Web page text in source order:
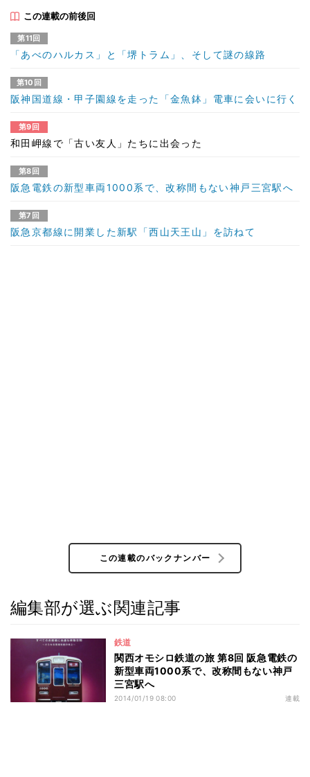
この連載の前後回
第11回
「あべのハルカス」と「堺トラム」、そして謎の線路
第10回
阪神国道線・甲子園線を走った「金魚鉢」電車に会いに行く
第9回
和田岬線で「古い友人」たちに出会った
第8回
阪急電鉄の新型車両1000系で、改称間もない神戸三宮駅へ
第7回
阪急京都線に開業した新駅「西山天王山」を訪ねて
この連載のバックナンバー
編集部が選ぶ関連記事
鉄道
関西オモシロ鉄道の旅 第8回 阪急電鉄の
新型車両1000系で、改称間もない神戸
三宮駅へ
2014/01/19 08:00 連載